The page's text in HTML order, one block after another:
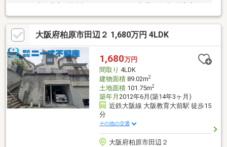
は掘りごたつがございます。◆2階には納戸も有り、収納充実で
す。
大阪府柏原市田辺２ 1,680万円 4LDK
1,680万円
間取り 4LDK
建物面積89.02m2
土地面積101.75m2
築年月 2012年6月(築14年3ヶ月)
近鉄大阪線 大阪教育大前駅 徒歩15
分
その他の交通
大阪府柏原市田辺２